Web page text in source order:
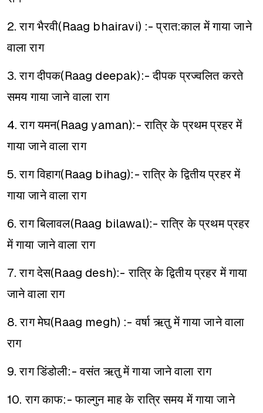
2. राग भैरवी(Raag bhairavi) :- प्रात:काल में गाया जाने
वाला राग
3. राग दीपक(Raag deepak):- दीपक प्रज्वलित करते
समय गाया जाने वाला राग
4. राग यमन(Raag yaman):- रात्रि के प्रथम प्रहर में
गाया जाने वाला राग
5. राग विहाग(Raag bihag):- रात्रि के द्वितीय प्रहर में
गाया जाने वाला राग
6. राग बिलावल(Raag bilawal):- रात्रि के प्रथम प्रहर
में गाया जाने वाला राग
7. राग देस(Raag desh):- रात्रि के द्वितीय प्रहर में गाया
जाने वाला राग
8. राग मेघ(Raag megh) :- वर्षा ऋतु में गाया जाने वाला
राग
9. राग डिंडोली:- वसंत ऋतु में गाया जाने वाला राग
10. राग काफ:- फाल्गुन माह के रात्रि समय में गाया जाने